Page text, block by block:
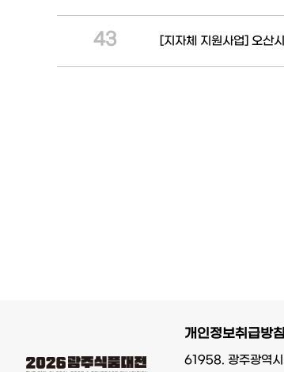
43 [지자체 지원사업] 오산
개인정보취급방침
61958. 광주광역